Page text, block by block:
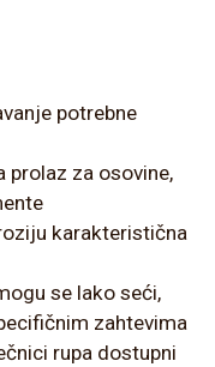
potrebne
prolaz za osovine,
karakteristična
se lako seći,
zahtevima
rupa dostupni